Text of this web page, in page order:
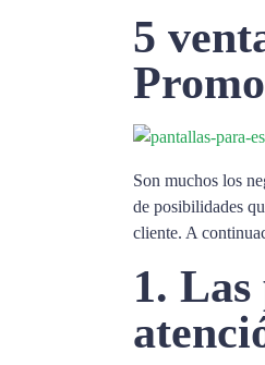
5
Son muchos los
de posibilidades
cliente. A
1.